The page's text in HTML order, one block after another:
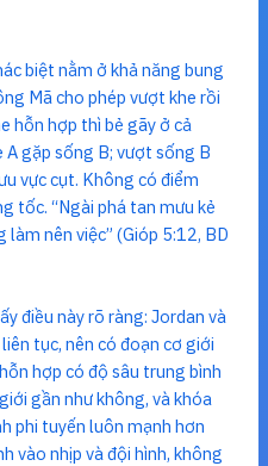
biệt nằm ở khả năng bung
Mã cho phép vượt khe rồi
hỗn hợp thì bẻ gãy ở cả
gặp sống B; vượt sống B
vực cụt. Không có điểm
tốc. “Ngài phá tan mưu kẻ
nên việc” (Gióp 5:12, BD
điều này rõ ràng: Jordan và
tục, nên có đoạn cơ giới
hợp có độ sâu trung bình
gần như không, và khóa
phi tuyến luôn mạnh hơn
vào nhịp và đội hình, không